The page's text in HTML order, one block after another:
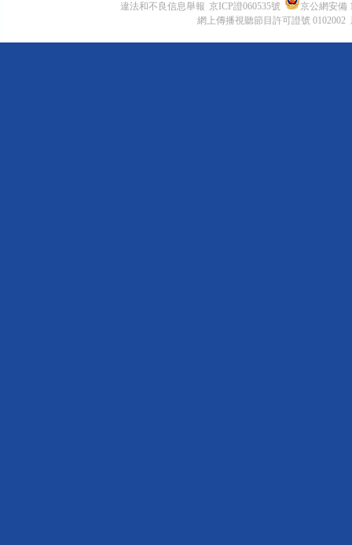
違法和不良信息舉報 京ICP證060535號
京公網安備
網上傳播視聽節目許可證號 0102002